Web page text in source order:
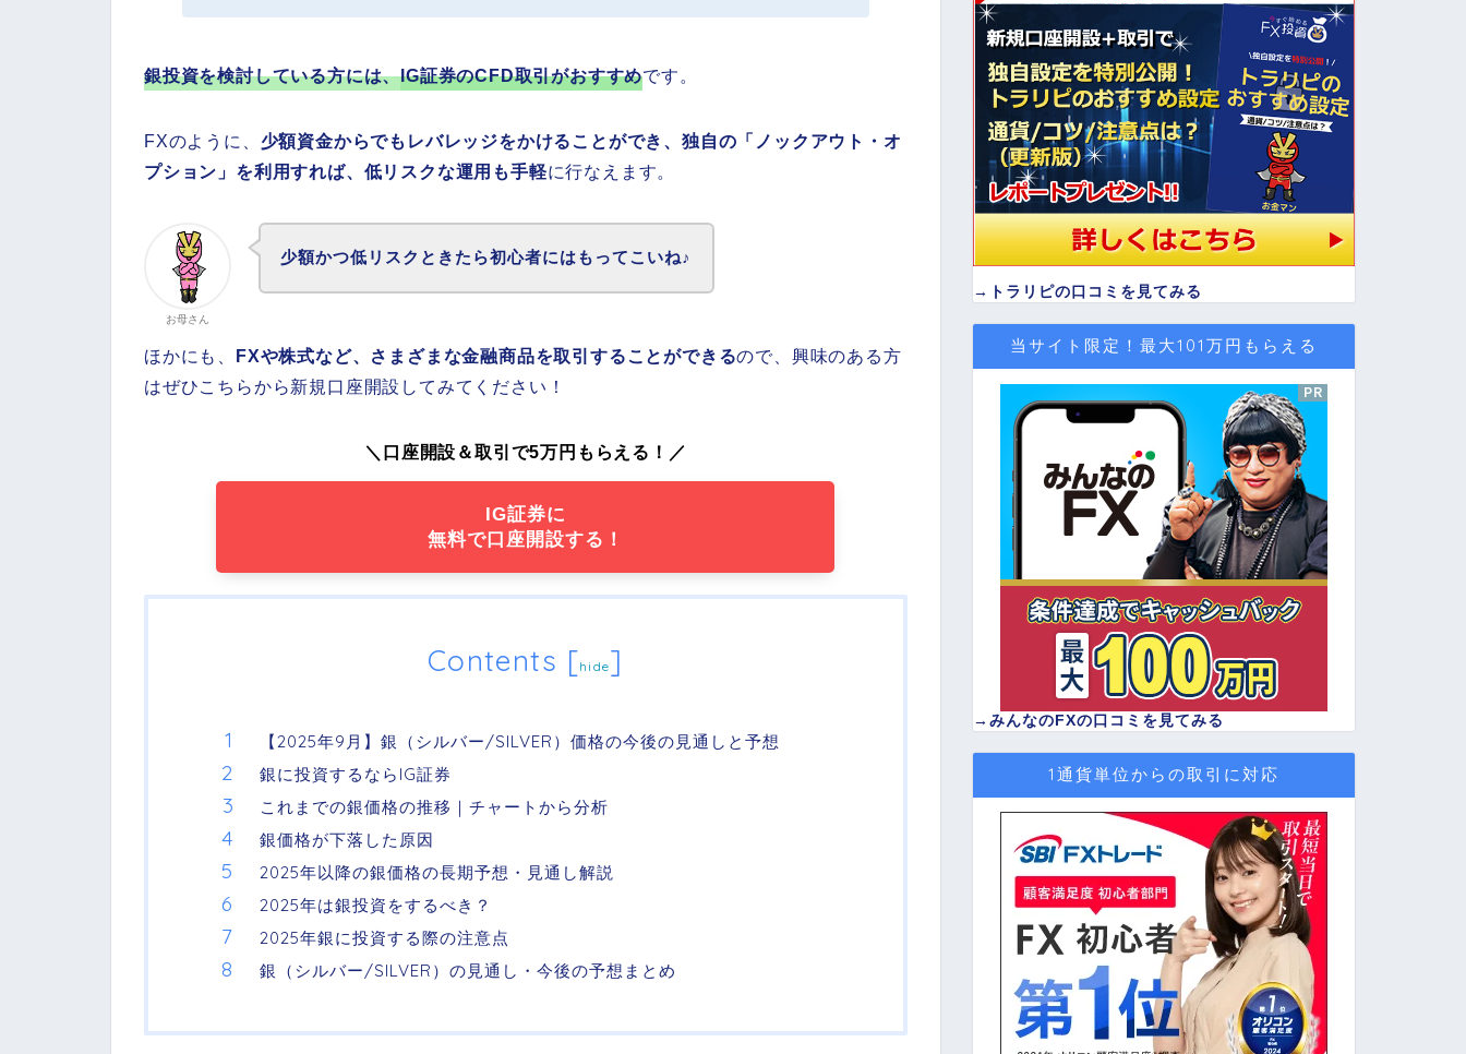
銀投資を検討している方には、IG証券のCFD取引がおすすめです。
FXのように、 少額資金からでもレバレッジをかけることができ、独自の「ノックアウト・オ
プション」を利用すれば、低リスクな運用も手軽に行なえます。
お母さん
少額かつ低リスクときたら初心者にはもってこいね♪
ほかにも、 FXや株式など、さまざまな金融商品を取引することができるので、興味のある方
はぜひこちらから新規口座開設してみてください！
＼口座開設＆取引で5万円もらえる！／
IG証券に
無料で口座開設する！
Contents [hide]
【2025年9月】銀（シルバー/SILVER）価格の今後の見通しと予想
銀に投資するならIG証券
これまでの銀価格の推移｜チャートから分析
銀価格が下落した原因
2025年以降の銀価格の長期予想・見通し解説
2025年は銀投資をするべき？
2025年銀に投資する際の注意点
銀（シルバー/SILVER）の見通し・今後の予想まとめ
→ トラリピの口コミを見てみる
当サイト限定！最大101万円もらえる
→ みんなのFXの口コミを見てみる
1通貨単位からの取引に対応